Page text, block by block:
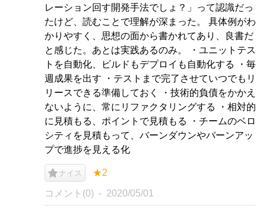
レーション回す開発手法でしょ？」って認識だっ
たけど、読むことで理解が深まった。 具体例がわ
かりやすく、思想の面から書かれてあり、良書だ
と感じた。あとは実践あるのみ。 ・ユニットテス
トを自動化、ビルドもデプロイも自動化する ・毎
週成果を出す ・テストまで完了させていつでもリ
リースできる準備しておく ・技術的負債をかかえ
ないように、常にリファクタリングする ・相対的
に見積もる、ポイントで見積もる ・チームのベロ
シティを見積もって、バーンダウンやバーンアッ
プで進捗を見える化
ナイス ★2
コメント(0) 2020/05/01